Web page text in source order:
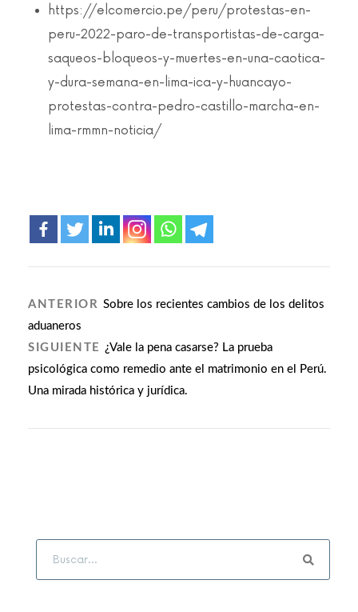
https://elcomercio.pe/peru/protestas-en-
peru-2022-paro-de-transportistas-de-carga-
saqueos-bloqueos-y-muertes-en-una-caotica-
y-dura-semana-en-lima-ica-y-huancayo-
protestas-contra-pedro-castillo-marcha-en-
lima-rmmn-noticia/
ANTERIOR Sobre los recientes cambios de los delitos
aduaneros
SIGUIENTE ¿Vale la pena casarse? La prueba
psicológica como remedio ante el matrimonio en el Perú.
Una mirada histórica y jurídica.